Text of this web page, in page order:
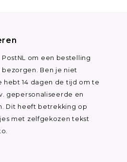
om een bestelling
Ben je niet
hebt 14 dagen de tijd om te
gepersonaliseerde en
Dit heeft betrekking op
met zelfgekozen tekst